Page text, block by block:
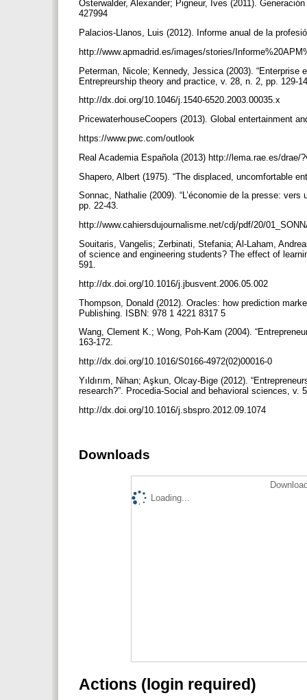
Osterwalder, Alexander; Pigneur, Ives (2011).
427994
Palacios-Llanos, Luis (2012). Informe anual de la
http://www.apmadrid.es/images/stories/
Peterman, Nicole; Kennedy, Jessica (2003). “Enterprise
Entrepreurship theory and practice, v. 28, n. 2, pp. 129-
http://dx.doi.org/10.1046/j.1540-6520.2003.00035.x
PricewaterhouseCoopers (2013). Global entertainment
https://www.pwc.com/outlook
Real Academia Española (2013) http://lema.rae.es/drae/
Shapero, Albert (1975). “The displaced, uncomfortable
Sonnac, Nathalie (2009). “L’économie de la presse:
pp. 22-43.
http://www.cahiersdujournalisme.net/cdj/pdf/20/
Souitaris, Vangelis; Zerbinati, Stefania; Al-Laham,
of science and engineering students? The effect of
591.
http://dx.doi.org/10.1016/j.jbusvent.2006.05.002
Thompson, Donald (2012). Oracles: how prediction
Publishing. ISBN: 978 1 4221 8317 5
Wang, Clement K.; Wong, Poh-Kam (2004).
163-172.
http://dx.doi.org/10.1016/S0166-4972(02)00016-0
Yıldırım, Nihan; Aşkun, Olcay-Bige (2012).
research?”. Procedia-Social and behavioral sciences, v.
http://dx.doi.org/10.1016/j.sbspro.2012.09.1074
Downloads
Loading...
Actions (login required)